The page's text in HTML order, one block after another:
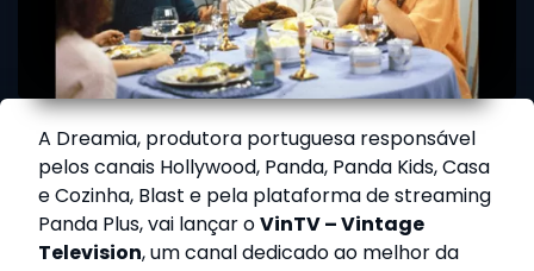
A Dreamia, produtora portuguesa responsável
pelos canais Hollywood, Panda, Panda Kids, Casa
e Cozinha, Blast e pela plataforma de streaming
Panda Plus, vai lançar oVinTV – Vintage
Television, um canal dedicado ao melhor da